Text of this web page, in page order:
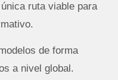
ruta viable para
de forma
a nivel global.